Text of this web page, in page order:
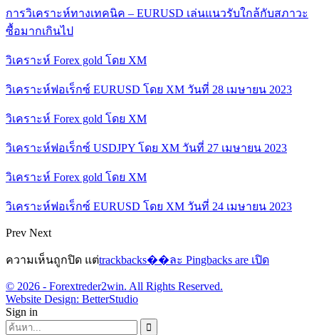
การวิเคราะห์ทางเทคนิค – EURUSD เล่นแนวรับใกล้กับสภาวะ
ซื้อมากเกินไป
วิเคราะห์ Forex gold โดย XM
วิเคราะห์ฟอเร็กซ์ EURUSD โดย XM วันที่ 28 เมษายน 2023
วิเคราะห์ Forex gold โดย XM
วิเคราะห์ฟอเร็กซ์ USDJPY โดย XM วันที่ 27 เมษายน 2023
วิเคราะห์ Forex gold โดย XM
วิเคราะห์ฟอเร็กซ์ EURUSD โดย XM วันที่ 24 เมษายน 2023
Prev Next
ความเห็นถูกปิด แต่trackbacks��ละ Pingbacks are เปิด
© 2026 - Forextreder2win. All Rights Reserved.
Website Design: BetterStudio
Sign in